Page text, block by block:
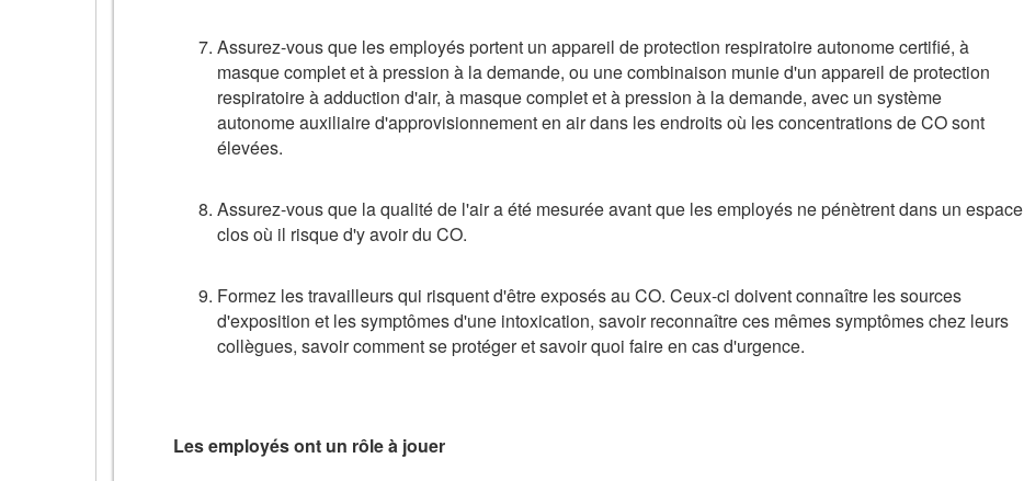
Assurez-vous que les employés portent un appareil de protection respiratoire autonome certifié, à
masque complet et à pression à la demande, ou une combinaison munie d'un appareil de protection
respiratoire à adduction d'air, à masque complet et à pression à la demande, avec un système
autonome auxiliaire d'approvisionnement en air dans les endroits où les concentrations de CO sont
élevées.
Assurez-vous que la qualité de l'air a été mesurée avant que les employés ne pénètrent dans un espace
clos où il risque d'y avoir du CO.
Formez les travailleurs qui risquent d'être exposés au CO. Ceux-ci doivent connaître les sources
d'exposition et les symptômes d'une intoxication, savoir reconnaître ces mêmes symptômes chez leurs
collègues, savoir comment se protéger et savoir quoi faire en cas d'urgence.
Les employés ont un rôle à jouer